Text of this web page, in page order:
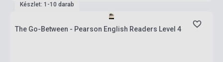
Készlet: 1-10 darab
The Go-Between - Pearson English Readers Level 4